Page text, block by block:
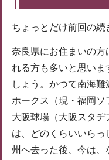
ちょっとだけ前回の続
奈良県にお住まいの
れる方も多いと思い
しょう。かつて南海
ホークス（現・福岡ソ
大阪球場（大阪スタ
は、どのくらいいら
州へ去った後、今は